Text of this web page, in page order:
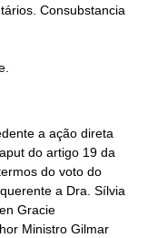
a ação direta
do artigo 19 da
do voto do
a Dra. Sílvia
Gracie
Ministro Gilmar